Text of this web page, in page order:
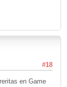
#18
en Game